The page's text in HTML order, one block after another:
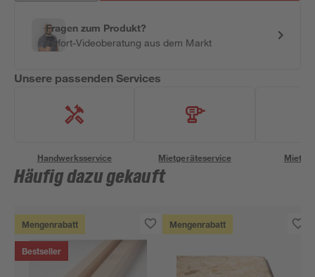
Fragen zum Produkt?
Sofort-Videoberatung aus dem Markt
Unsere passenden Services
Handwerksservice Mietgeräteservice
Häufig dazu gekauft
Mengenrabatt
Bestseller
Mengenrabatt